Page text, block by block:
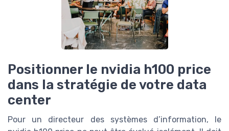
Positionner le nvidia h100 price
dans la stratégie de votre data
center
Pour un directeur des systèmes d’information, le